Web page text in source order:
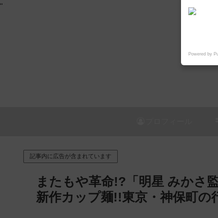
"
記事内に広告が含まれています
またもや革命!?「明星 みかさ
新作カップ麺!!東京・神保町の
Powered by